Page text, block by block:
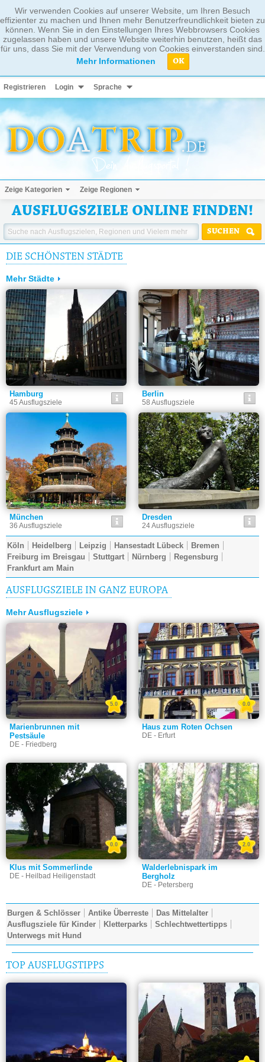
Wir verwenden Cookies auf unserer Website, um Ihren Besuch
effizienter zu machen und Ihnen mehr Benutzerfreundlichkeit bieten zu
können. Wenn Sie in den Einstellungen Ihres Webbrowsers Cookies
zugelassen haben und unsere Website weiterhin benutzen, heißt das
für uns, dass Sie mit der Verwendung von Cookies einverstanden sind.
Mehr Informationen
OK
Registrieren Login Sprache
Zeige Kategorien Zeige Regionen
AUSFLUGSZIELE ONLINE FINDEN!
SUCHEN
DIE SCHÖNSTEN STÄDTE
Mehr Städte
Hamburg
45 Ausflugsziele
Berlin
58 Ausflugsziele
München
36 Ausflugsziele
Dresden
24 Ausflugsziele
Köln Heidelberg Leipzig Hansestadt Lübeck
Bremen
Freiburg im Breisgau
Stuttgart Nürnberg
Regensburg
Frankfurt am Main
AUSFLUGSZIELE IN GANZ EUROPA
Mehr Ausflugsziele
Marienbrunnen mit
Pestsäule
DE - Friedberg
5.0
Haus zum Roten Ochsen
DE - Erfurt
0.0
Klus mit Sommerlinde
DE - Heilbad Heiligenstadt
0.0
Walderlebnispark im
Bergholz
DE - Petersberg
2.0
Burgen & Schlösser Antike Überreste
Das Mittelalter
Ausflugsziele für Kinder
Kletterparks
Schlechtwettertipps
Unterwegs mit Hund
TOP AUSFLUGSTIPPS